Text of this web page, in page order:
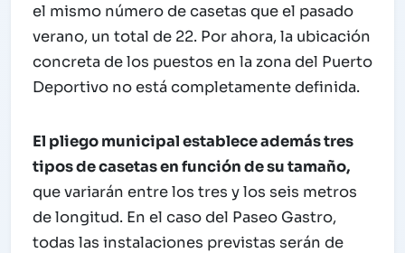
el mismo número de casetas que el pasado
verano, un total de 22. Por ahora, la ubicación
concreta de los puestos en la zona del Puerto
Deportivo no está completamente definida.
El pliego municipal establece además tres
tipos de casetas en función de su tamaño,
que variarán entre los tres y los seis metros
de longitud. En el caso del Paseo Gastro,
todas las instalaciones previstas serán de